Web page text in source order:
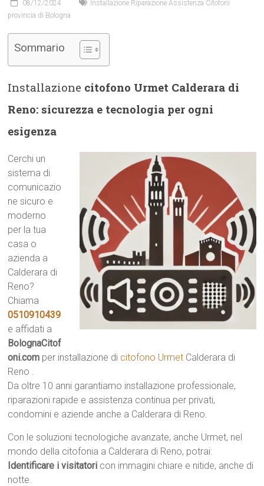
08/12/2024
Installazione Riparazione Assistenza Citofoni
provincia di Bologna
Sommario
Installazione citofono Urmet Calderara di
Reno: sicurezza e tecnologia per ogni
esigenza
Cerchi un
sistema di
comunicazio
ne sicuro e
moderno
per la tua
casa o
azienda a
Calderara di
Reno?
Chiama
0510910439
e affidati a
BolognaCitof
oni.com per installazione di citofono Urmet Calderara di
Reno .
Da oltre 10 anni garantiamo installazione professionale,
riparazioni rapide e assistenza continua per privati,
condomini e aziende anche a Calderara di Reno.
Con le soluzioni tecnologiche avanzate, anche Urmet, nel
mondo della citofonia a Calderara di Reno, potrai:
Identificare i visitatori con immagini chiare e nitide, anche di
notte.